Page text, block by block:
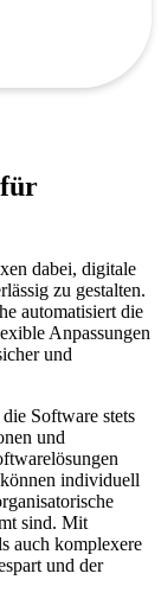
dabei, digitale
zu gestalten.
automatisiert die
Anpassungen
und
Software stets
und
individuell
sind. Mit
auch komplexere
und der